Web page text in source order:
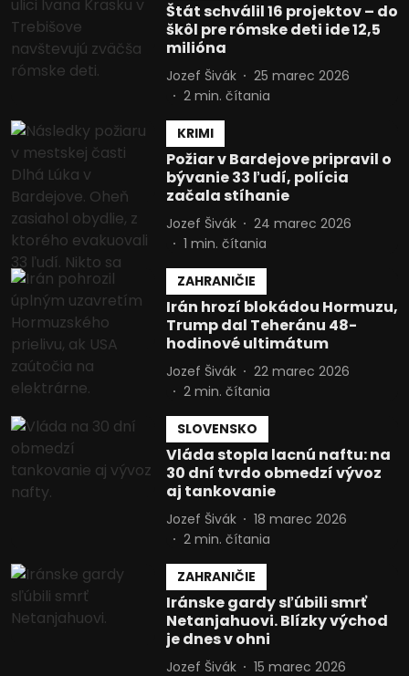
Štát schválil 16 projektov – do
škôl pre rómske deti ide 12,5
milióna
Jozef Šivák
25 marec 2026
2 min. čítania
KRIMI
Požiar v Bardejove pripravil o
bývanie 33 ľudí, polícia
začala stíhanie
Jozef Šivák
24 marec 2026
1 min. čítania
ZAHRANIČIE
Irán hrozí blokádou Hormuzu,
Trump dal Teheránu 48-
hodinové ultimátum
Jozef Šivák
22 marec 2026
2 min. čítania
SLOVENSKO
Vláda stopla lacnú naftu: na
30 dní tvrdo obmedzí vývoz
aj tankovanie
Jozef Šivák
18 marec 2026
2 min. čítania
ZAHRANIČIE
Iránske gardy sľúbili smrť
Netanjahuovi. Blízky východ
je dnes v ohni
Jozef Šivák 15 marec 2026